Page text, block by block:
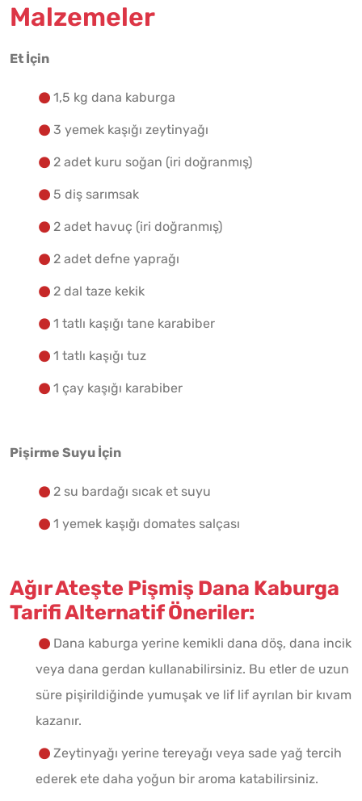
Malzemeler
Et İçin
1,5 kg dana kaburga
3 yemek kaşığı zeytinyağı
2 adet kuru soğan (iri doğranmış)
5 diş sarımsak
2 adet havuç (iri doğranmış)
2 adet defne yaprağı
2 dal taze kekik
1 tatlı kaşığı tane karabiber
1 tatlı kaşığı tuz
1 çay kaşığı karabiber
Pişirme Suyu İçin
2 su bardağı sıcak et suyu
1 yemek kaşığı domates salçası
Ağır Ateşte Pişmiş Dana Kaburga
Tarifi Alternatif Öneriler:
Dana kaburga yerine kemikli dana döş, dana incik
veya dana gerdan kullanabilirsiniz. Bu etler de uzun
süre pişirildiğinde yumuşak ve lif lif ayrılan bir kıvam
kazanır.
Zeytinyağı yerine tereyağı veya sade yağ tercih
ederek ete daha yoğun bir aroma katabilirsiniz.